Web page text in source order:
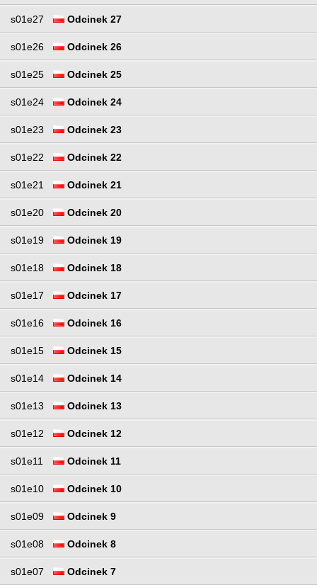
s01e27 Odcinek 27
s01e26 Odcinek 26
s01e25 Odcinek 25
s01e24 Odcinek 24
s01e23 Odcinek 23
s01e22 Odcinek 22
s01e21 Odcinek 21
s01e20 Odcinek 20
s01e19 Odcinek 19
s01e18 Odcinek 18
s01e17 Odcinek 17
s01e16 Odcinek 16
s01e15 Odcinek 15
s01e14 Odcinek 14
s01e13 Odcinek 13
s01e12 Odcinek 12
s01e11 Odcinek 11
s01e10 Odcinek 10
s01e09 Odcinek 9
s01e08 Odcinek 8
s01e07 Odcinek 7